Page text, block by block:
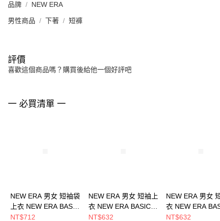
品牌 NEW ERA
男性商品 下著 短褲
評價
喜歡這個商品嗎？購買後給他一個好評吧
一 必買清單 一
NEW ERA 男女 短袖袋
上衣 NEW ERA BASIC
NEW ERA
NT$712
NEW ERA 男女 短袖上
衣 NEW ERA BASIC
NEW ERA
NT$632
NEW ERA 男女
衣 NEW ERA
NEW ERA
NT$632